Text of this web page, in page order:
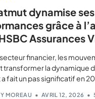
dynamise ses
grâce à
Assurances
secteur financier, les
transformer la dynamique
fait un pas significatif en
MOREAU AVRIL 12, 2026